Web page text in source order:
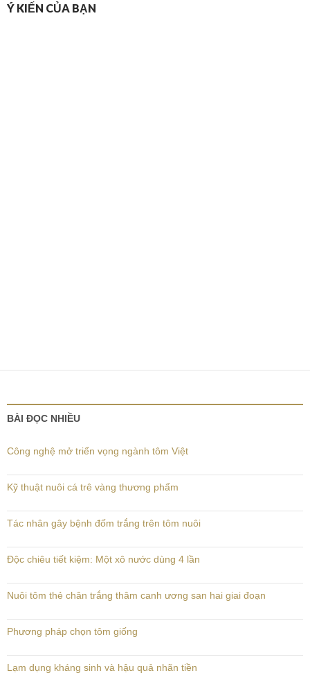
Ý KIẾN CỦA BẠN
BÀI ĐỌC NHIỀU
Công nghệ mở triển vọng ngành tôm Việt
Kỹ thuật nuôi cá trê vàng thương phẩm
Tác nhân gây bệnh đốm trắng trên tôm nuôi
Độc chiêu tiết kiệm: Một xô nước dùng 4 lần
Nuôi tôm thẻ chân trắng thâm canh ương san hai giai đoạn
Phương pháp chọn tôm giống
Lạm dụng kháng sinh và hậu quả nhãn tiền